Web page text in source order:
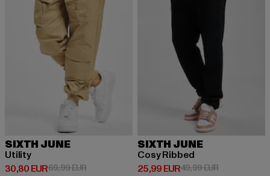
SIXTH JUNE
Utility
30,80 EUR
Derzeitiger Preis: 30,80 EUR
69,99 EURAktionspreis: 69,99 EUR
SIXTH JUNE
Cosy Ribbed
25,99 EUR
Derzeitiger Preis: 25,99 EUR
49,99 EURAktionspreis: